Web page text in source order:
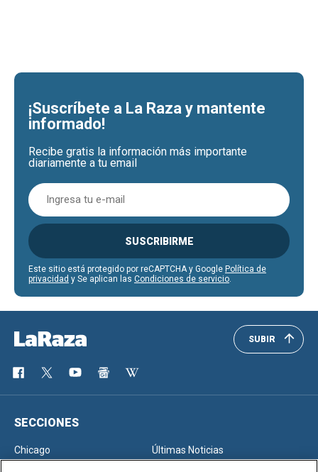
¡Suscríbete a La Raza y mantente
informado!
Recibe gratis la información más importante
diariamente a tu email
SUSCRIBIRME
Este sitio está protegido por reCAPTCHA y Google Política de
privacidad y Se aplican las Condiciones de servicio
SUBIR
SECCIONES
Chicago
Últimas Noticias